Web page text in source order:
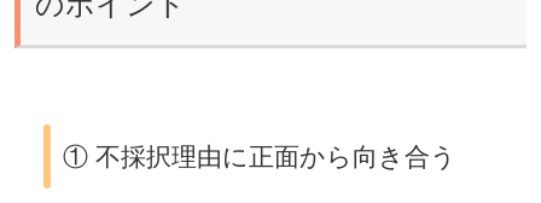
① 不採択理由に正面から向き合う